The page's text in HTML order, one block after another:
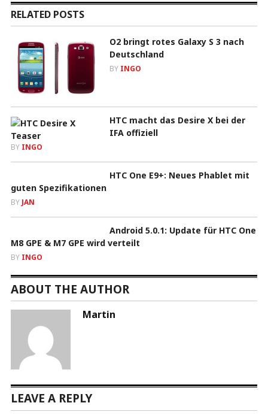
RELATED POSTS
O2 bringt rotes Galaxy S 3 nach
Deutschland
BY INGO
HTC macht das Desire X bei der
IFA offiziell
BY INGO
HTC One E9+: Neues Phablet mit
guten Spezifikationen
BY JAN
Android 5.0.1: Update für HTC One
M8 GPE & M7 GPE wird verteilt
BY INGO
ABOUT THE AUTHOR
Martin
LEAVE A REPLY